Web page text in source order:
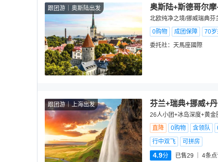
跟团游 奥斯陆出发 奥斯陆+斯德哥尔
北欧纯净之境/挪威瑞典
0购物
成团保障
70
委托社： 天馬座國際
跟团游 上海出发 芬兰+瑞典+挪威+
26人小团+冰岛深度+黄
直降
0购物 含领队
行中双飞
可拼房
4.9分 已售29 4条